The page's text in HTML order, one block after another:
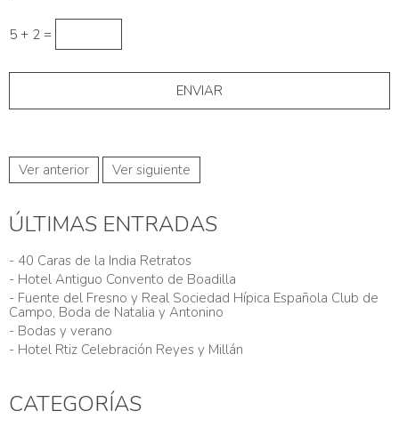
5 + 2 =
Ver anterior Ver siguiente
ÚLTIMAS ENTRADAS
- 40 Caras de la India Retratos
- Hotel Antiguo Convento de Boadilla
- Fuente del Fresno y Real Sociedad Hípica Española Club de
Campo, Boda de Natalia y Antonino
- Bodas y verano
- Hotel Rtiz Celebración Reyes y Millán
CATEGORÍAS